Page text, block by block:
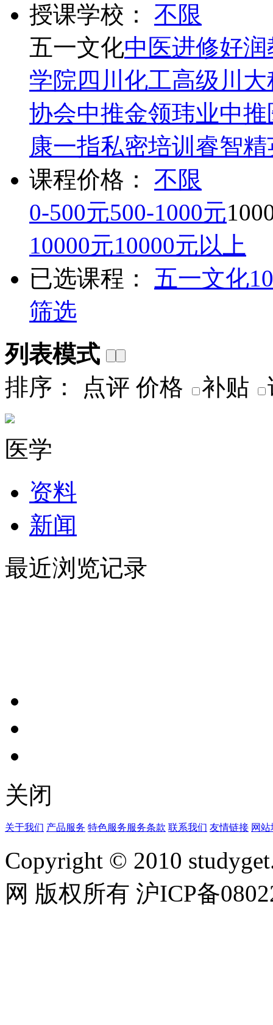
授课学校：
不限
五一文化中医进修好
学院四川化工高级 川
协会中推金领玮业中
康一指私密培训 睿智精
课程价格：
不限
0-500元500-1000元
10000元10000元以上
已选课程：
五一文化
筛选
列表模式
排序：
点评 价格 补贴
医学
资料
新闻
最近浏览记录
关闭
关于我们 产品服务 特色服务服务条款 联系我们 友情链接 网
Copyright © 2010
网 版权所有 沪ICP备